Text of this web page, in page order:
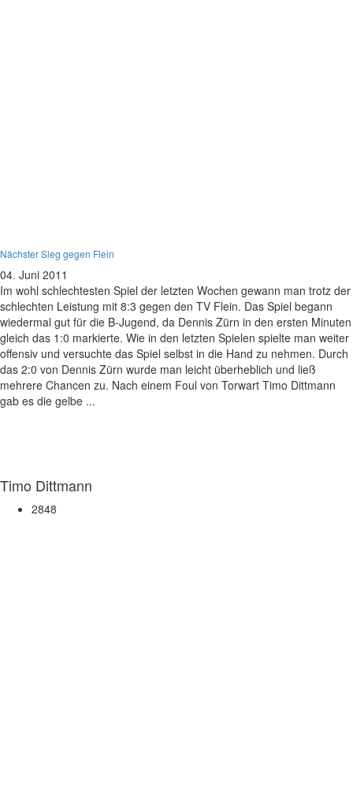
Nächster Sieg gegen Flein
04. Juni 2011
Im wohl schlechtesten Spiel der letzten Wochen gewann man trotz der
schlechten Leistung mit 8:3 gegen den TV Flein. Das Spiel begann
wiedermal gut für die B-Jugend, da Dennis Zürn in den ersten Minuten
gleich das 1:0 markierte. Wie in den letzten Spielen spielte man weiter
offensiv und versuchte das Spiel selbst in die Hand zu nehmen. Durch
das 2:0 von Dennis Zürn wurde man leicht überheblich und ließ
mehrere Chancen zu. Nach einem Foul von Torwart Timo Dittmann
gab es die gelbe ...
Timo Dittmann
2848